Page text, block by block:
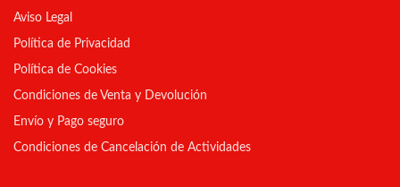
Aviso Legal
Política de Privacidad
Política de Cookies
Condiciones de Venta y Devolución
Envío y Pago seguro
Condiciones de Cancelación de Actividades